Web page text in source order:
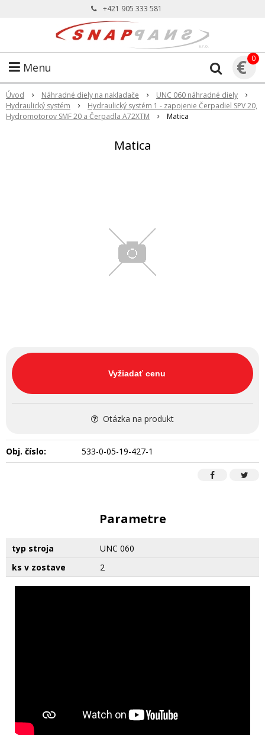
+421 905 333 581
Menu € 0
Úvod Náhradné diely na nakladače
UNC 060 náhradné diely
Hydraulický systém
Hydraulický systém 1 - zapojenie Čerpadiel SPV 20,
Hydromotorov SMF 20 a Čerpadla A72XTM
Matica
Matica
Vyžiadať cenu
Otázka na produkt
Obj. číslo: 533-0-05-19-427-1
Parametre
typ stroja
UNC 060
ks v zostave
2